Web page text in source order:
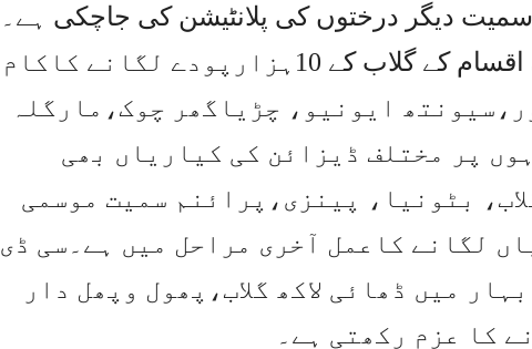
سمیت دیگر درختوں کی پلانٹیشن کی جاچکی ہے۔
روز اینڈ یاسمین گارڈن میں 50 اقسام کے گلاب کے 10ہزارپودے لگانے کاکام
ایونیو، چڑیاگھر چوک،مارگلہ
پر مختلف ڈیزائن کی کیاریاں بھی
بٹونیا، پینزی،پرائنم سمیت موسمی
لگانے کاعمل آخری مراحل میں ہے۔سی ڈی
میں ڈھائی لاکھ گلاب،پھول وپھل دار
کا عزم رکھتی ہے۔